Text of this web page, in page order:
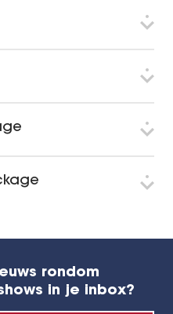
rondom
in je inbox?